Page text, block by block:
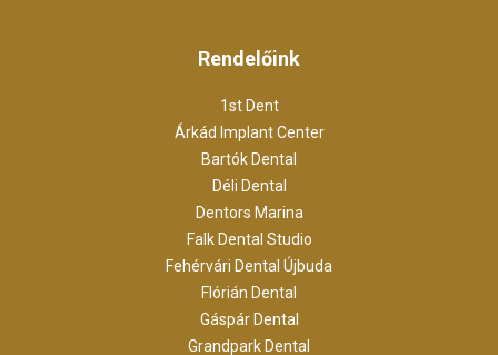
Rendelőink
1st Dent
Árkád Implant Center
Bartók Dental
Déli Dental
Dentors Marina
Falk Dental Studio
Fehérvári Dental Újbuda
Flórián Dental
Gáspár Dental
Grandpark Dental